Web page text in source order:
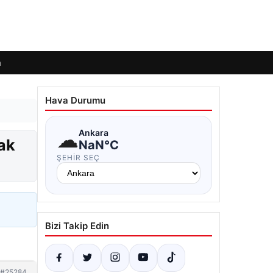
Hava Durumu
☁Ankara
NaN°C
ŞEHIR SEÇ
Bizi Takip Edin